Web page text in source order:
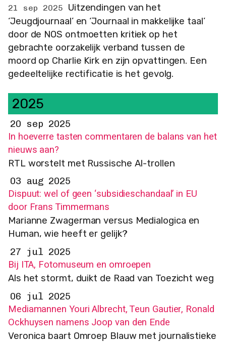
21 sep 2025 Uitzendingen van het
‘Jeugdjournaal’ en ‘Journaal in makkelijke taal’
door de NOS ontmoetten kritiek op het
gebrachte oorzakelijk verband tussen de
moord op Charlie Kirk en zijn opvattingen. Een
gedeeltelijke rectificatie is het gevolg.
2025
20 sep 2025
In hoeverre tasten commentaren de balans van het
nieuws aan?
RTL worstelt met Russische AI-trollen
03 aug 2025
Dispuut: wel of geen ‘subsidieschandaal’ in EU
door Frans Timmermans
Marianne Zwagerman versus Medialogica en
Human, wie heeft er gelijk?
27 jul 2025
Bij ITA, Fotomuseum en omroepen
Als het stormt, duikt de Raad van Toezicht weg
06 jul 2025
Mediamannen Youri Albrecht, Teun Gautier, Ronald
Ockhuysen namens Joop van den Ende
Veronica baart Omroep Blauw met journalistieke